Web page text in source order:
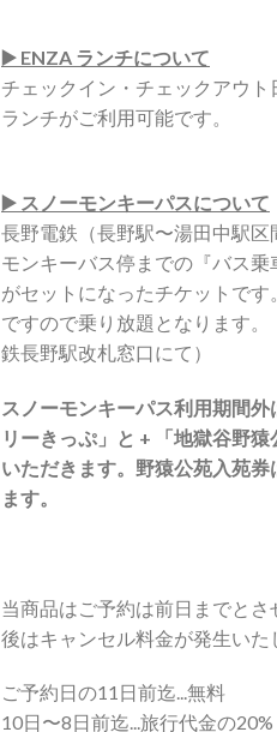
▶️ ENZA ランチについて
チェックイン・チェックアウ
ランチがご利用可能です。
▶️ スノーモンキーパスについて
長野電鉄（長野駅〜湯田中駅
モンキーバス停までの『バス乗
がセットになったチケットで
ですので乗り放題となります
鉄長野駅改札窓口にて）
スノーモンキーパス利用期間
リーきっぷ」と + 「地獄谷野
いただきます。野猿公苑入苑
ます。
当商品はご予約は前日までと
後はキャンセル料金が発生いた
ご予約日の11日前迄...無料
10日〜8日前迄...旅行代金の20%